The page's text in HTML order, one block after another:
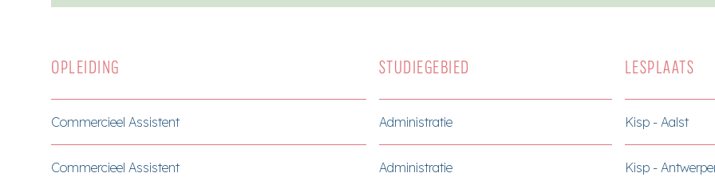
OPLEIDING STUDIEGEBIED LESPLAATS
Commercieel Assistent Administratie Kisp - Aalst
Commercieel Assistent Administratie Kisp -